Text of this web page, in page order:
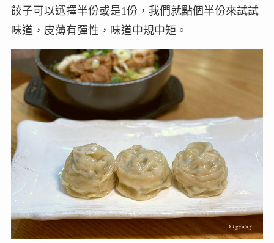
餃子可以選擇半份或是1份，我們就點個半份來試試
味道，皮薄有彈性，味道中規中矩。